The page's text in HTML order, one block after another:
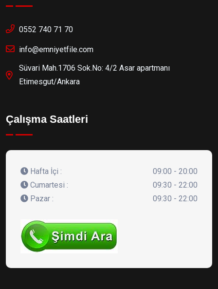
0552 740 71 70
info@emniyetfile.com
Süvari Mah.1706 Sok.No: 4/2 Asar apartmanı
Etimesgut/Ankara
Çalışma Saatleri
Hafta İçi :
09:00 - 20:00
Cumartesi :
09:30 - 22:00
Pazar :
09:30 - 22:00